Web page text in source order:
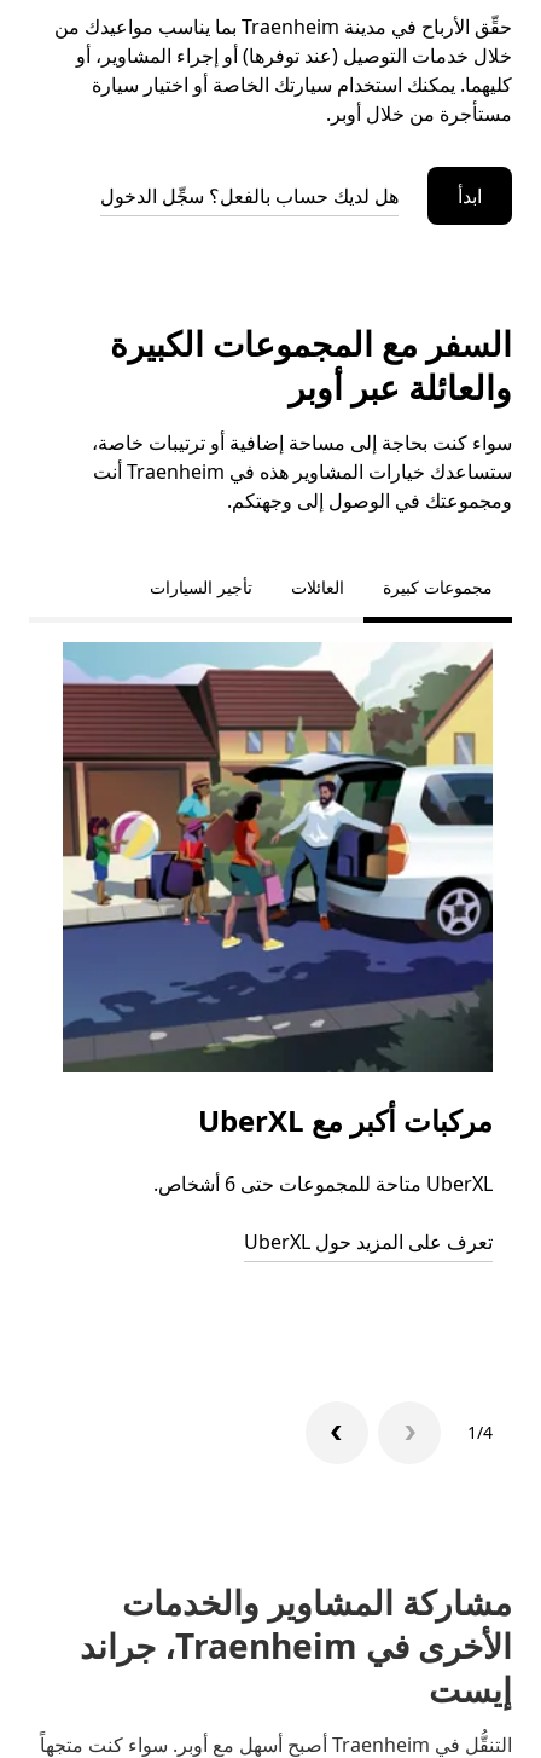
حقِّق الأرباح في مدينة Traenheim بما يناسب مواعيدك من
خلال خدمات التوصيل (عند توفرها) أو إجراء المشاوير، أو
كليهما. يمكنك استخدام سيارتك الخاصة أو اختيار سيارة
مستأجرة من خلال أوبر.
ابدأ هل لديك حساب بالفعل؟ سجِّل الدخول
السفر مع المجموعات الكبيرة
والعائلة عبر أوبر
سواء كنت بحاجة إلى مساحة إضافية أو ترتيبات خاصة،
ستساعدك خيارات المشاوير هذه في Traenheim أنت
ومجموعتك في الوصول إلى وجهتكم.
مجموعات كبيرة العائلات تأجير السيارات
مركبات أكبر مع UberXL
UberXL متاحة للمجموعات حتى 6 أشخاص.
تعرف على المزيد حول UberXL
1/4
مشاركة المشاوير والخدمات
الأخرى في Traenheim، جراند
إيست
التنقُّل في Traenheim أصبح أسهل مع أوبر. سواء كنت متجهاً